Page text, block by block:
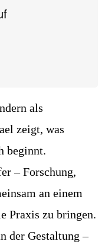
als
zeigt, was
beginnt.
– Forschung,
an einem
Praxis zu bringen.
der Gestaltung –